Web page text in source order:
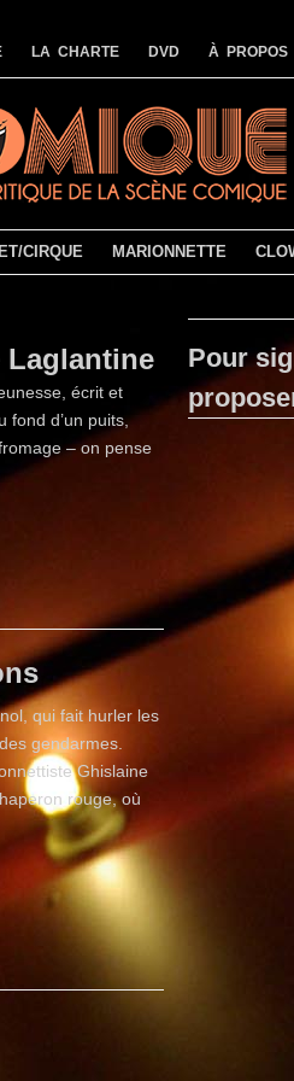
LA CHARTE DVD À PROPOS
CIRQUE MARIONNETTE
Laglantine
écrit et
fond d’un puits,
– on pense
qui fait hurler les
gendarmes.
Ghislaine
rouge, où
Pour